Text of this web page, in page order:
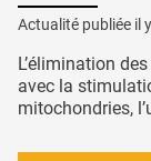
Actualité publiée il
L’élimination
avec la
mitochondries,